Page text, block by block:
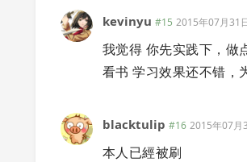
kevinyu #15 2015年07月31
我觉得 你先实践下，做
看书 学习效果还不错，
blacktulip #16 2015年07月
本人已經被刷